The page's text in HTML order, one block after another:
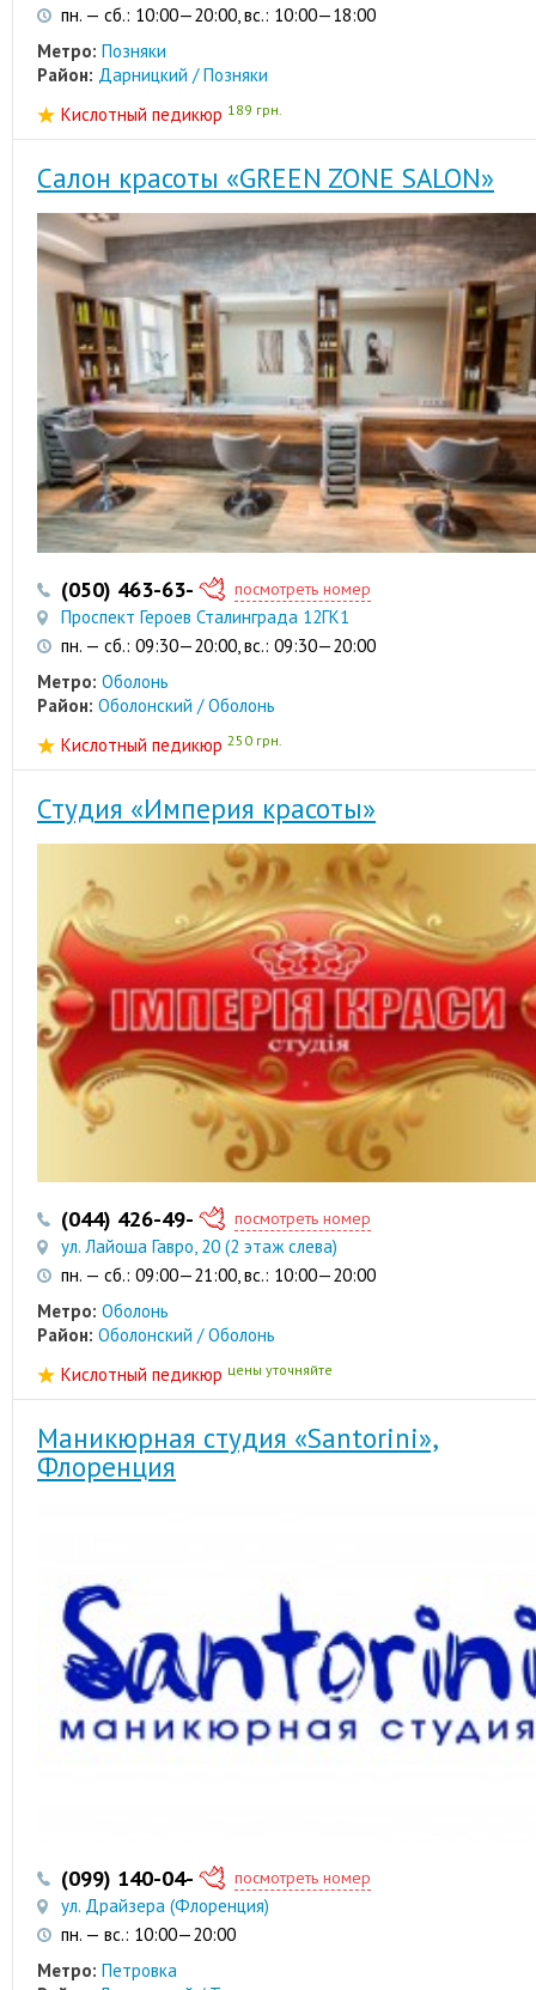
пн. — сб.: 10:00—20:00, вс.: 10:00—18:00
Метро: Позняки
Район: Дарницкий / Позняки
Кислотный педикюр 189 грн.
Салон красоты «GREEN ZONE SALON»
(050) 463-63-37 посмотреть номер
Проспект Героев Сталинграда 12ГК1
пн. — сб.: 09:30—20:00, вс.: 09:30—20:00
Метро: Оболонь
Район: Оболонский / Оболонь
Кислотный педикюр 250 грн.
Студия «Империя красоты»
(044) 426-49-92 (044) 426-49-93
посмотреть номер
ул. Лайоша Гавро, 20 (2 этаж слева)
пн. — сб.: 09:00—21:00, вс.: 10:00—20:00
Метро: Оболонь
Район: Оболонский / Оболонь
Кислотный педикюр цены уточняйте
Маникюрная студия «Santorini»,
Флоренция
(099) 140-04-53 посмотреть номер
ул. Драйзера (Флоренция)
пн. — вс.: 10:00—20:00
Метро: Петровка